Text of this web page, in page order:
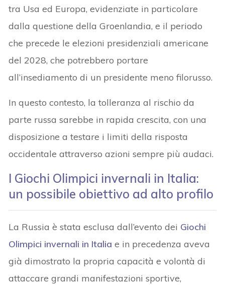
tra Usa ed Europa, evidenziate in particolare
dalla questione della Groenlandia, e il periodo
che precede le elezioni presidenziali americane
del 2028, che potrebbero portare
all’insediamento di un presidente meno filorusso.
In questo contesto, la tolleranza al rischio da
parte russa sarebbe in rapida crescita, con una
disposizione a testare i limiti della risposta
occidentale attraverso azioni sempre più audaci.
I Giochi Olimpici invernali in Italia:
un possibile obiettivo ad alto profilo
La Russia è stata esclusa dall’evento dei Giochi
Olimpici invernali in Italia e in precedenza aveva
già dimostrato la propria capacità e volontà di
attaccare grandi manifestazioni sportive,